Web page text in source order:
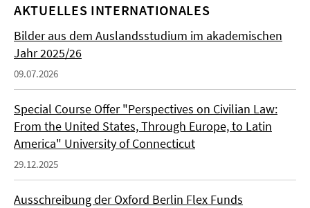
AKTUELLES INTERNATIONALES
Bilder aus dem Auslandsstudium im akademischen
Jahr 2025/26
09.07.2026
Special Course Offer "Perspectives on Civilian Law:
From the United States, Through Europe, to Latin
America" University of Connecticut
29.12.2025
Ausschreibung der Oxford Berlin Flex Funds